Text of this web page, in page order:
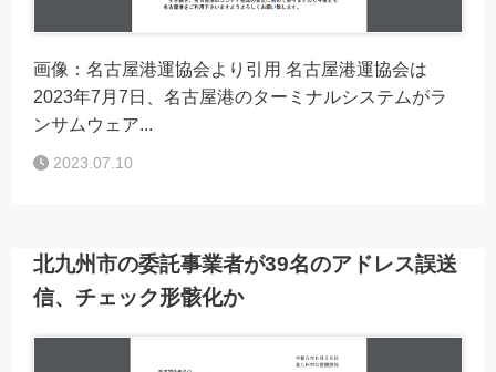
画像：名古屋港運協会より引用 名古屋港運協会は
2023年7月7日、名古屋港のターミナルシステムがラ
ンサムウェア...
2023.07.10
北九州市の委託事業者が39名のアドレス誤送
信、チェック形骸化か